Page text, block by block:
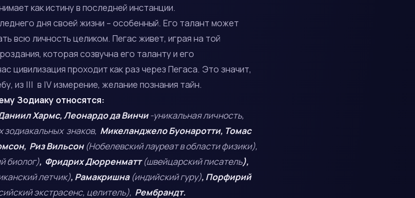
как истину в последней инстанции.
дня своей жизни – особенный. Его талант может
всю личность целиком. Пегас живет, играя на той
которая созвучна его таланту и его
цивилизация проходит как раз через Пегаса. Это значит,
из III в IV измерение, желание познания тайн.
Зодиаку относятся:
Хармс, Леонардо да Винчи-уникальная личность,
зодиакальных знаков, Микеланджело Буонаротти, Томас
Риз Вильсон(Нобелевский лауреат в области физики),
биолог), Фридрих Дюрренматт(швейцарский писатель),
летчик), Рамакришна (индийский гуру), Порфирий
экстрасенс, целитель), Рембрандт.